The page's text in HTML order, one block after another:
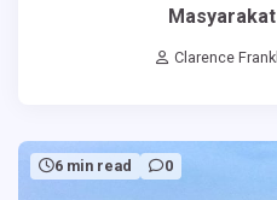
Clarence
6 min read 0